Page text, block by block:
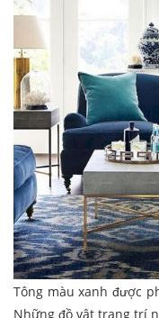
Tông màu xanh được
Những đồ vật trang trí